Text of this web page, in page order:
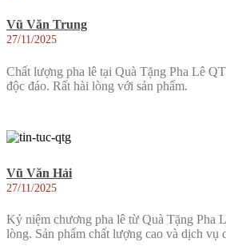
Vũ Văn Trung
27/11/2025
Chất lượng pha lê tại Quà Tặng Pha Lê
độc đáo. Rất hài lòng với sản phẩm.
Vũ Văn Hải
27/11/2025
Kỷ niệm chương pha lê từ Quà Tặng Pha
lòng. Sản phẩm chất lượng cao và dịch vụ